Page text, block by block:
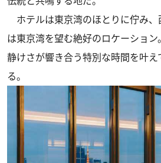
ホテルは東京湾のほとりに佇み、
は東京湾を望む絶好のロケーショ
静けさが響き合う特別な時間を叶
る。